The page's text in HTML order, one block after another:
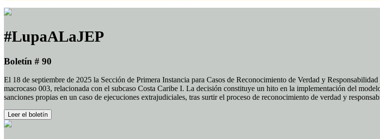
#LupaALaJEP
Boletín # 90
El 18 de septiembre de 2025 la Sección de Primera Instancia para Casos de Reconocimiento de Verdad y
macrocaso 003, relacionada con el subcaso Costa Caribe I. La decisión constituye un hito en la implementación del
sanciones propias en un caso de ejecuciones extrajudiciales, tras surtir el proceso de reconocimiento de verdad y
Leer el boletín